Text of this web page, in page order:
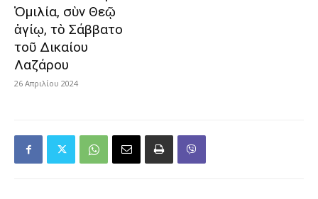
Ὁμιλία, σὺν Θεῷ
ἁγίῳ, τὸ Σάββατο
τοῦ Δικαίου
Λαζάρου
26 Απριλίου 2024